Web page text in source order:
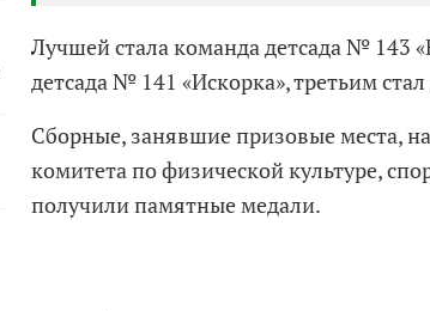
Лучшей стала команда детсада № 143
детсада № 141 «Искорка», третьим
Сборные, занявшие призовые места,
комитета по физической культуре,
получили памятные медали.